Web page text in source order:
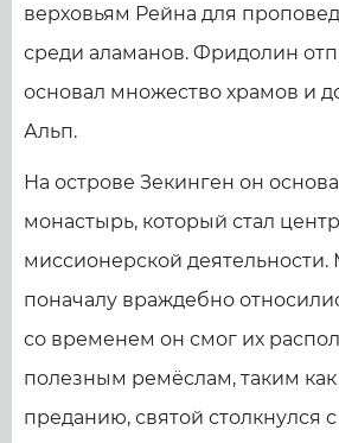
верховьям Рейна для
среди аламанов. Фридолин
основал множество храмов и
Альп.
На острове Зекинген он
монастырь, который стал
миссионерской
поначалу враждебно
со временем он смог их
полезным ремёслам, таким как
преданию, святой столкнулся с